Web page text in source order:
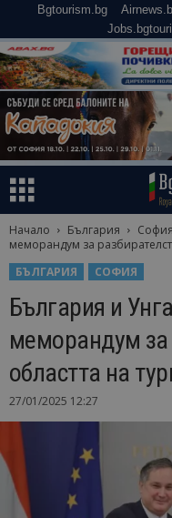
Bgtourism.bg
Начало България София
меморандум за
БЪЛГАРИЯ
СОФИЯ
България и
меморандум за
областта на
27/01/2025 12:27